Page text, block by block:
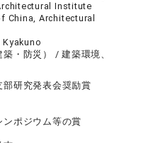
Institute
China, Architectural
・防災） / 建築環境、
部研究発表会奨励賞
ンポジウム等の賞